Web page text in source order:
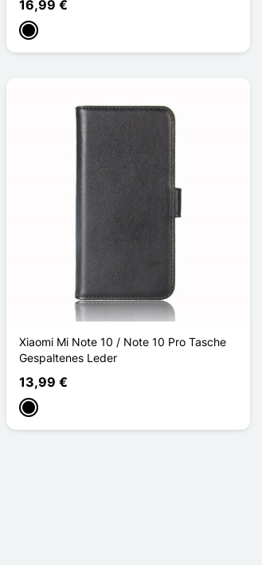
16,99 €
Schwarz
Xiaomi Mi Note 10 / Note 10 Pro Tasche
Gespaltenes Leder
13,99 €
Schwarz